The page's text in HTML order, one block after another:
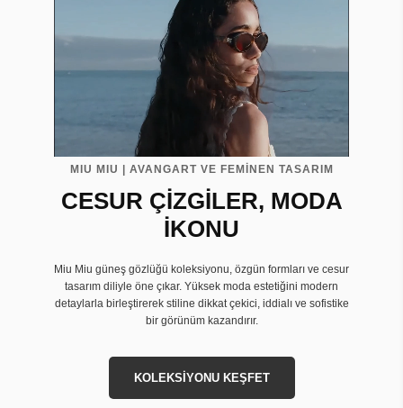
MIU MIU | AVANGART VE FEMİNEN TASARIM
CESUR ÇİZGİLER, MODA
İKONU
Miu Miu güneş gözlüğü koleksiyonu, özgün formları ve cesur
tasarım diliyle öne çıkar. Yüksek moda estetiğini modern
detaylarla birleştirerek stiline dikkat çekici, iddialı ve sofistike
bir görünüm kazandırır.
KOLEKSİYONU KEŞFET